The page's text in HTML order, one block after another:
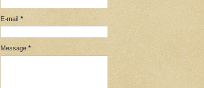
E-mail *
Message *